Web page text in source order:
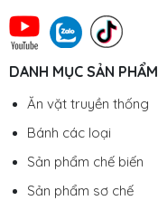
DANH MỤC SẢN PHẨM
Ăn vặt truyền thống
Bánh các loại
Sản phẩm chế biến
Sản phẩm sơ chế